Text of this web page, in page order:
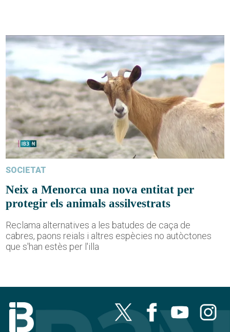
SOCIETAT
Neix a Menorca una nova entitat per
protegir els animals assilvestrats
Reclama alternatives a les batudes de caça de
cabres, paons reials i altres espècies no autòctones
que s'han estès per l'illa